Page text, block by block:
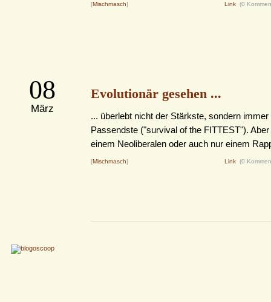
[Mischmasch] Link (0
08
März
Evolutionär gesehen ...
... überlebt nicht der Stärkste, sondern immer
Passendste ("survival of the FITTEST").
einem Neoliberalen oder auch nur einem
[Mischmasch] Link (0